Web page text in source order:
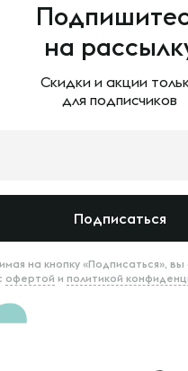
на
Скидки и акции
для подписчиков
Подписаться
на кнопку «Подписаться», вы
офертой и политикой